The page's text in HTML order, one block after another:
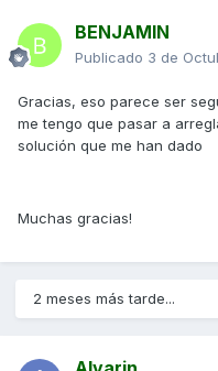
BENJAMIN
Publicado 3 de
Gracias, eso parece ser
me tengo que pasar a
solución que me han dado
Muchas gracias!
2 meses más tarde...